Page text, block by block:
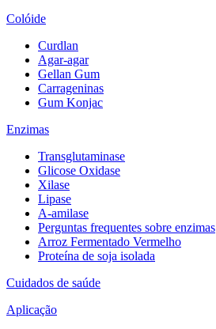
Colóide
Curdlan
Agar-agar
Gellan Gum
Carrageninas
Gum Konjac
Enzimas
Transglutaminase
Glicose Oxidase
Xilase
Lipase
A-amilase
Perguntas frequentes sobre enzimas
Arroz Fermentado Vermelho
Proteína de soja isolada
Cuidados de saúde
Aplicação